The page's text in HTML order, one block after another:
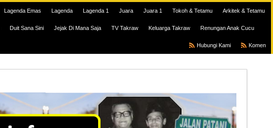
Lagenda Emas Lagenda Lagenda 1 Juara Juara 1 Tokoh & Tetamu Arkitek & Tetamu
Duit Sana Sini Jejak Di Mana Saja TV Takraw Keluarga Takraw Renungan Anak Cucu
Komen
Hubungi Kami